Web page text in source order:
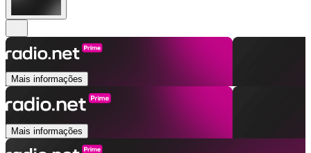
Mais informações
Mais informações